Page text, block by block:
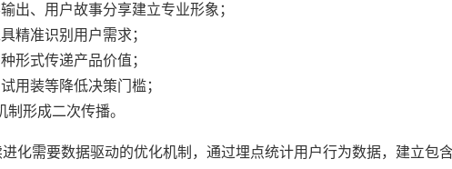
出、用户故事分享建立专业形象；
精准识别用户需求；
形式传递产品价值；
用装等降低决策门槛；
形成二次传播。
化需要数据驱动的优化机制，通过埋点统计用户行为数据，建立包